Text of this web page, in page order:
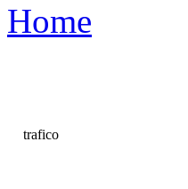
Home
trafico